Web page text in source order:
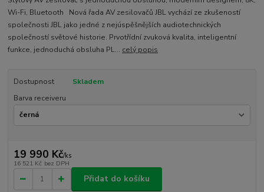
Wi-Fi, Bluetooth Nová řada AV zesilovačů JBL vychází ze zkušeností
společnosti JBL jako jedné z nejúspěšnějších audiotechnických
společností světové historie. Prvotřídní zvuková kvalita, inteligentní
funkce, jednoduchá obsluha PL... celý popis
Dostupnost
Skladem
Barva receiveru
19 990 Kč/ks
16 521 Kč bez DPH
Přidat do košíku